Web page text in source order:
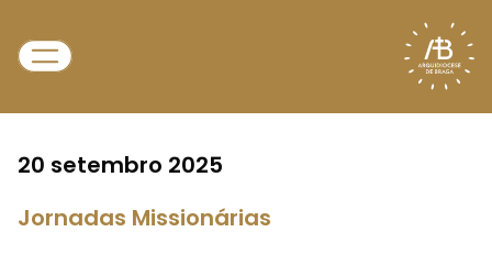
20 setembro 2025
Jornadas Missionárias